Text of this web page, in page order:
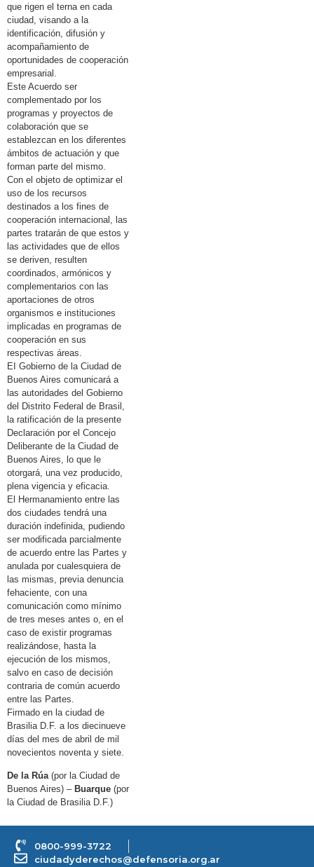
que rigen el terna en cada
ciudad, visando a la
identificación, difusión y
acompañamiento de
oportunidades de cooperación
empresarial.
Este Acuerdo ser
complementado por los
programas y proyectos de
colaboración que se
establezcan en los diferentes
ámbitos de actuación y que
forman parte del mismo.
Con el objeto de optimizar el
uso de los recursos
destinados a los fines de
cooperación internacional, las
partes tratarán de que estos y
las actividades que de ellos
se deriven, resulten
coordinados, armónicos y
complementarios con las
aportaciones de otros
organismos e instituciones
implicadas en programas de
cooperación en sus
respectivas áreas.
EI Gobierno de la Ciudad de
Buenos Aires comunicará a
las autoridades del Gobierno
del Distrito Federal de Brasil,
la ratificación de la presente
Declaración por el Concejo
Deliberante de la Ciudad de
Buenos Aires, lo que le
otorgará, una vez producido,
plena vigencia y eficacia.
El Hermanamiento entre las
dos ciudades tendrá una
duración indefinida, pudiendo
ser modificada parcialmente
de acuerdo entre las Partes y
anulada por cualesquiera de
las mismas, previa denuncia
fehaciente, con una
comunicación como mínimo
de tres meses antes o, en el
caso de existir programas
realizándose, hasta la
ejecución de los mismos,
salvo en caso de decisión
contraria de común acuerdo
entre las Partes.
Firmado en la ciudad de
Brasilia D.F. a los diecinueve
días del mes de abril de mil
novecientos noventa y siete.
De la Rúa(por la Ciudad de
Buenos Aires) – Buarque (por
la Ciudad de Brasilia D.F.)
0800-999-3722
ciudadyderechos@defensoria.org.ar